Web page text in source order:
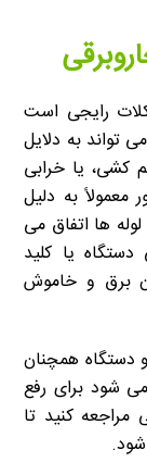
رایجی است
تواند به دلایل
کشی، یا خرابی
به دلیل
ها اتفاق می
یا کلید
برق و خاموش
دستگاه همچنان
شود برای رفع
مراجعه کنید تا